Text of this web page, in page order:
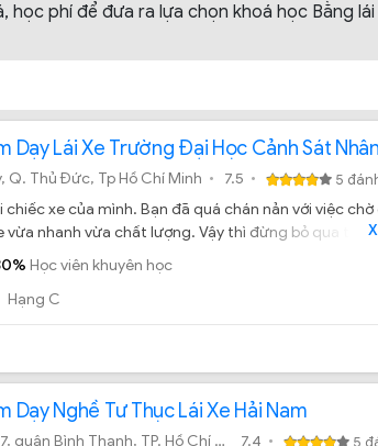
học phí để đưa ra lựa chọn khoá học Bằng
Dạy Lái Xe Trường Đại Học Cảnh Sát
Q. Thủ Đức, Tp Hồ Chí Minh 7.5
5
xe của mình. Bạn đã quá chán nản với việc
nhanh vừa chất lượng. Vậy thì đừng bỏ qua
học viên đánh giá cao về chất lượng giảng dạy.
Học viên khuyên học
Hạng C
Dạy Nghề Tư Thục Lái Xe Hải Nam
5/45 Nơ Trang Long, Phường 7, quận Bình Thạnh, TP. Hồ Chí Minh ( hẻm số 5 cạnh bệnh viện Ung Bướu) 7.4
5